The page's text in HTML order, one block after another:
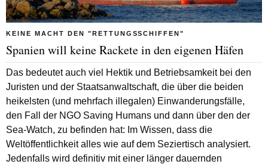
KEINE MACHT DEN "RETTUNGSSCHIFFEN"
Spanien will keine Rackete in den eigenen Häfen
Das bedeutet auch viel Hektik und Betriebsamkeit bei den
Juristen und der Staatsanwaltschaft, die über die beiden
heikelsten (und mehrfach illegalen) Einwanderungsfälle,
den Fall der NGO Saving Humans und dann über den der
Sea-Watch, zu befinden hat: Im Wissen, dass die
Weltöffentlichkeit alles wie auf dem Seziertisch analysiert.
Jedenfalls wird definitiv mit einer länger dauernden